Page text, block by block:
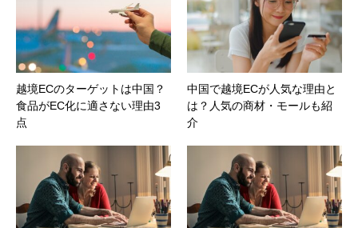
越境ECのターゲットは中国？
食品がEC化に適さない理由3
点
中国で越境ECが人気な理由と
は？人気の商材・モールも紹
介